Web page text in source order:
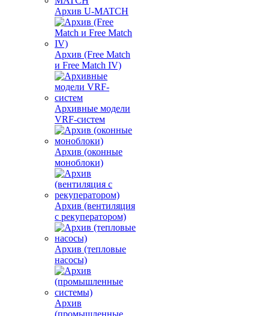
Архив U-MATCH
Архив (Free Match
и Free Match IV)
Архивные модели
VRF-систем
Архив (оконные
моноблоки)
Архив (вентиляция
с рекуператором)
Архив (тепловые
насосы)
Архив
(промышленные